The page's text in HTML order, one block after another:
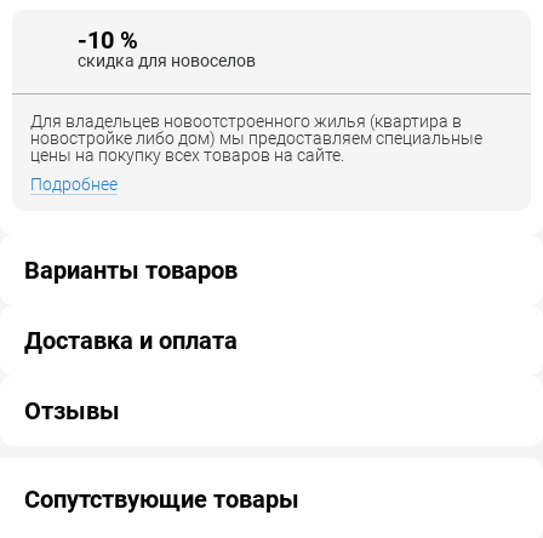
-10 %
скидка для новоселов
Для владельцев новоотстроенного жилья (квартира в
новостройке либо дом) мы предоставляем специальные
цены на покупку всех товаров на сайте.
Подробнее
Варианты товаров
Доставка и оплата
Отзывы
Сопутствующие товары